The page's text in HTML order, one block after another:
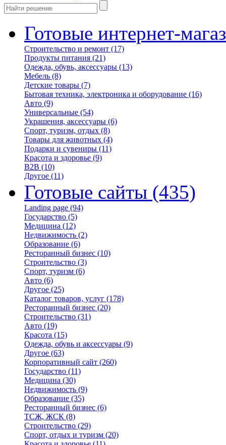
Готовые интернет-
Строительство и ремонт (17)
Продукты питания (21)
Одежда, обувь, аксессуары (13)
Мебель (8)
Детские товары (7)
Бытовая техника, электроника и оборудование (16)
Авто (9)
Универсальные (54)
Украшения, аксессуары (6)
Спорт, туризм, отдых (8)
Товары для животных (4)
Подарки и сувениры (11)
Красота и здоровье (9)
B2B (10)
Другое (11)
Готовые сайты (435)
Landing page (94)
Государство (5)
Медицина (12)
Недвижимость (2)
Образование (6)
Ресторанный бизнес (10)
Строительство (3)
Спорт, туризм (6)
Авто (6)
Другое (25)
Каталог товаров, услуг (178)
Ресторанный бизнес (20)
Строительство (31)
Авто (19)
Красота (15)
Одежда, обувь и аксессуары (9)
Другое (63)
Корпоративный сайт (260)
Государство (11)
Медицина (30)
Недвижимость (9)
Образование (35)
Ресторанный бизнес (6)
ТСЖ, ЖСК (8)
Строительство (29)
Спорт, отдых и туризм (20)